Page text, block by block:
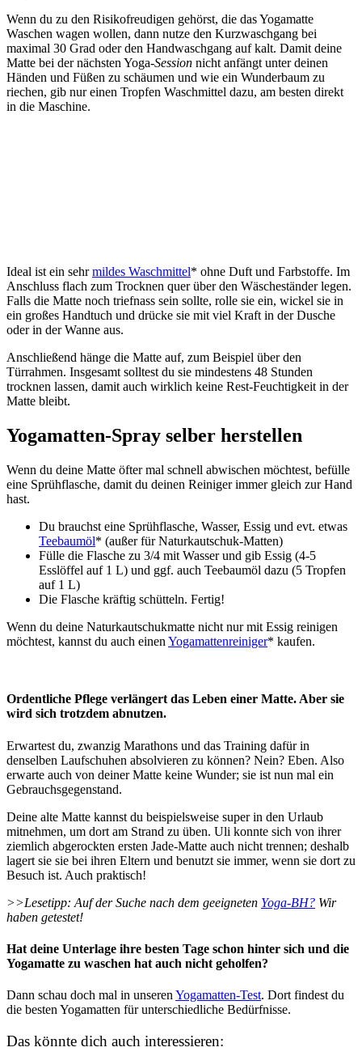
Wenn du zu den Risikofreudigen gehörst, die das Yogamatte
Waschen wagen wollen, dann nutze den Kurzwaschgang bei
maximal 30 Grad oder den Handwaschgang auf kalt. Damit deine
Matte bei der nächsten Yoga-Session nicht anfängt unter deinen
Händen und Füßen zu schäumen und wie ein Wunderbaum zu
riechen, gib nur einen Tropfen Waschmittel dazu, am besten direkt
in die Maschine.
Ideal ist ein sehrmildes Waschmittel* ohne Duft und Farbstoffe. Im
Anschluss flach zum Trocknen quer über den Wäscheständer legen.
Falls die Matte noch triefnass sein sollte, rolle sie ein, wickel sie in
ein großes Handtuch und drücke sie mit viel Kraft in der Dusche
oder in der Wanne aus.
Anschließend hänge die Matte auf, zum Beispiel über den
Türrahmen. Insgesamt solltest du sie mindestens 48 Stunden
trocknen lassen, damit auch wirklich keine Rest-Feuchtigkeit in der
Matte bleibt.
Yogamatten-Spray selber herstellen
Wenn du deine Matte öfter mal schnell abwischen möchtest, befülle
eine Sprühflasche, damit du deinen Reiniger immer gleich zur Hand
hast.
Du brauchst eine Sprühflasche, Wasser, Essig und evt. etwas
Teebaumöl* (außer für Naturkautschuk-Matten)
Fülle die Flasche zu 3/4 mit Wasser und gib Essig (4-5
Esslöffel auf 1 L) und ggf. auch Teebaumöl dazu (5 Tropfen
auf 1 L)
Die Flasche kräftig schütteln. Fertig!
Wenn du deine Naturkautschukmatte nicht nur mit Essig reinigen
möchtest, kannst du auch einen Yogamattenreiniger* kaufen.
Ordentliche Pflege verlängert das Leben einer Matte. Aber sie
wird sich trotzdem abnutzen.
Erwartest du, zwanzig Marathons und das Training dafür in
denselben Laufschuhen absolvieren zu können? Nein? Eben. Also
erwarte auch von deiner Matte keine Wunder; sie ist nun mal ein
Gebrauchsgegenstand.
Deine alte Matte kannst du beispielsweise super in den Urlaub
mitnehmen, um dort am Strand zu üben. Uli konnte sich von ihrer
ziemlich abgerockten ersten Jade-Matte auch nicht trennen; deshalb
lagert sie sie bei ihren Eltern und benutzt sie immer, wenn sie dort zu
Besuch ist. Auch praktisch!
>>Lesetipp: Auf der Suche nach dem geeigneten Yoga-BH? Wir
haben getestet!
Hat deine Unterlage ihre besten Tage schon hinter sich und die
Yogamatte zu waschen hat auch nicht geholfen?
Dann schau doch mal in unseren Yogamatten-Test. Dort findest du
die besten Yogamatten für unterschiedliche Bedürfnisse.
Das könnte dich auch interessieren: